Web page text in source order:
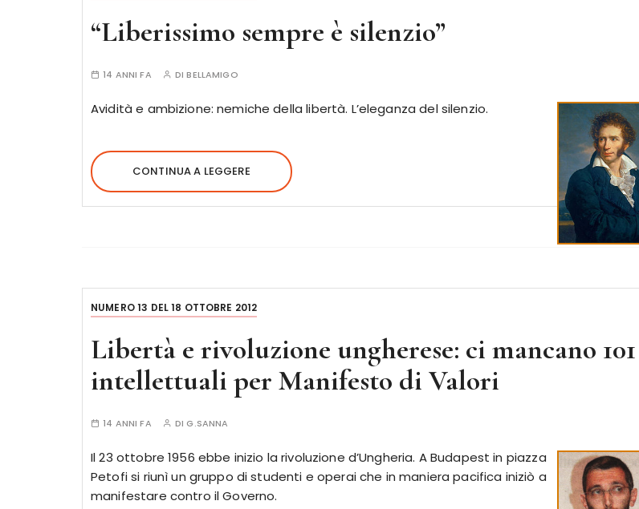
“Liberissimo sempre è silenzio”
14 ANNI FA DIBELLAMIGO
Avidità e ambizione: nemiche della libertà. L’eleganza del silenzio.
CONTINUA A LEGGERE
NUMERO 13 DEL 18 OTTOBRE 2012
Libertà e rivoluzione ungherese: ci mancano 101
intellettuali per Manifesto di Valori
14 ANNI FA DIG.SANNA
Il 23 ottobre 1956 ebbe inizio la rivoluzione d’Ungheria. A Budapest in piazza
Petofi si riunì un gruppo di studenti e operai che in maniera pacifica iniziò a
manifestare contro il Governo.